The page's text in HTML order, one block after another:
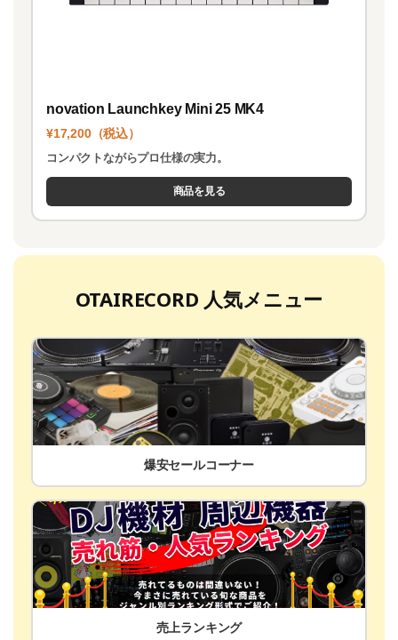
novation Launchkey Mini 25 MK4
¥17,200（税込）
コンパクトながらプロ仕様の実力。
商品を見る
OTAIRECORD 人気メニュー
爆安セールコーナー
売上ランキング